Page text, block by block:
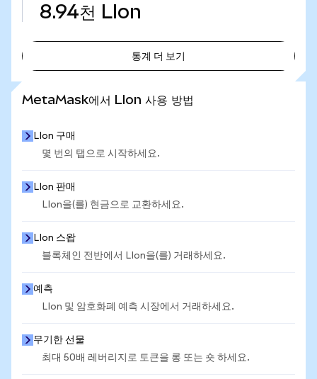
8.94천 LIon
통계 더 보기
MetaMask에서 LIon 사용 방법
LIon 구매
몇 번의 탭으로 시작하세요.
LIon 판매
LIon을(를) 현금으로 교환하세요.
LIon 스왑
블록체인 전반에서 LIon을(를) 거래하세요.
예측
LIon 및 암호화폐 예측 시장에서 거래하세요.
무기한 선물
최대 50배 레버리지로 토큰을 롱 또는 숏 하세요.